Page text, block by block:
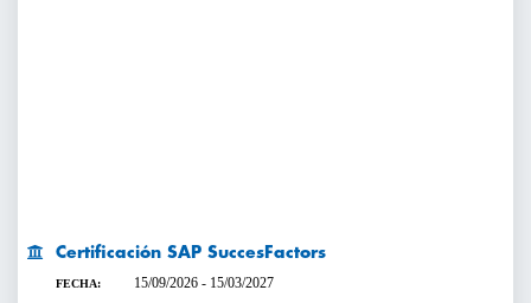
Certificación SAP SuccesFactors
FECHA: 15/09/2026 - 15/03/2027